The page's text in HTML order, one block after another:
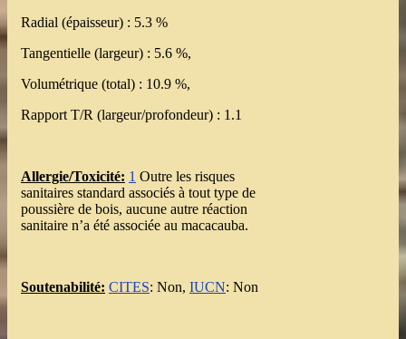
Radial (épaisseur) : 5.3 %
Tangentielle (largeur) : 5.6 %,
Volumétrique (total) : 10.9 %,
Rapport T/R (largeur/profondeur) : 1.1
Allergie/Toxicité: 1 Outre les risques
sanitaires standard associés à tout type de
poussière de bois, aucune autre réaction
sanitaire n’a été associée au macacauba.
Soutenabilité: CITES: Non, IUCN: Non